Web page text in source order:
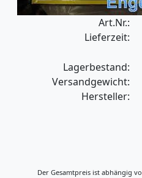
Art.Nr.:
Lieferzeit:
Lagerbestand:
Versandgewicht:
Hersteller:
Der Gesamtpreis ist abhängig